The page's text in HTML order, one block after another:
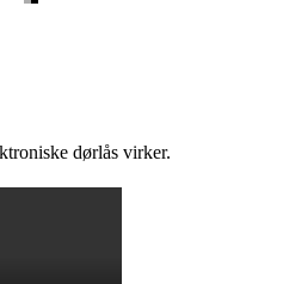
dørlås virker.